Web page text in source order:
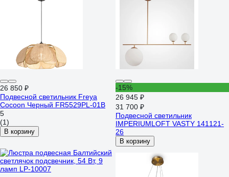
26 850 ₽
Подвесной светильник Freya
Cocoon Черный FR5529PL-01B
5
(1)
В корзину
-15%
26 945 ₽
31 700 ₽
Подвесной светильник
IMPERIUMLOFT VASTY 141121-
26
В корзину